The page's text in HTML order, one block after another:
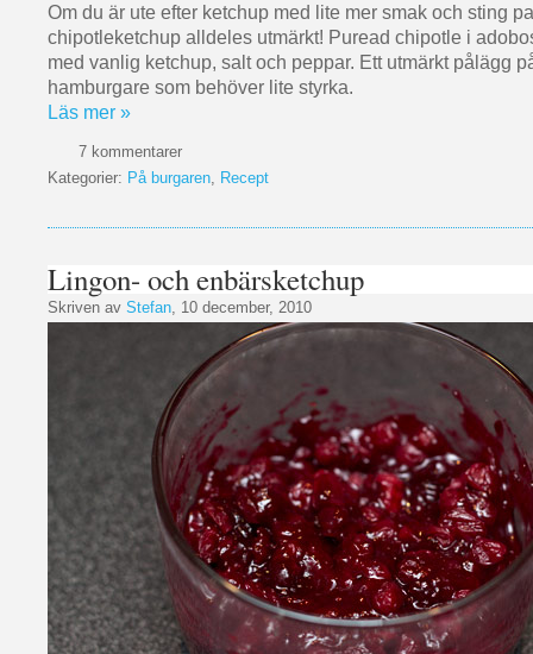
Om du är ute efter ketchup med lite mer smak och sting
chipotleketchup alldeles utmärkt! Puread chipotle i
med vanlig ketchup, salt och peppar. Ett utmärkt pålägg
hamburgare som behöver lite styrka.
Läs mer »
7 kommentarer
Kategorier: På burgaren, Recept
Lingon- och enbärsketchup
Skriven av Stefan, 10 december, 2010